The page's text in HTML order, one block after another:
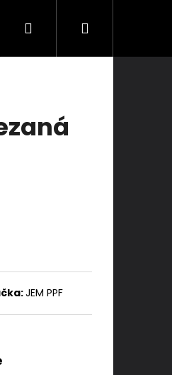
Kontakty
PrihlásenieNákupný
JEM PPF